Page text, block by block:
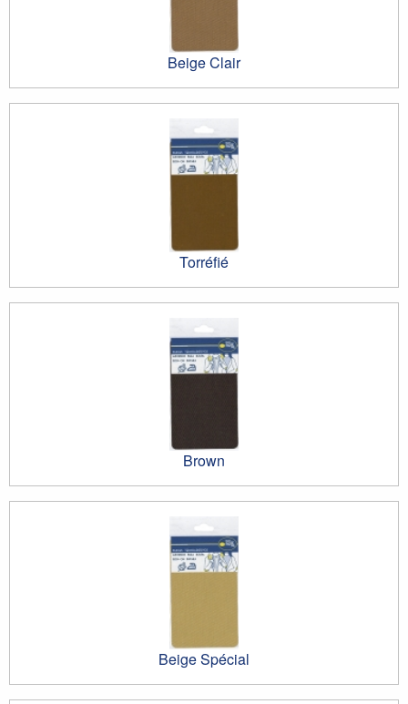
Beige Clair
Torréfié
Brown
Beige Spécial